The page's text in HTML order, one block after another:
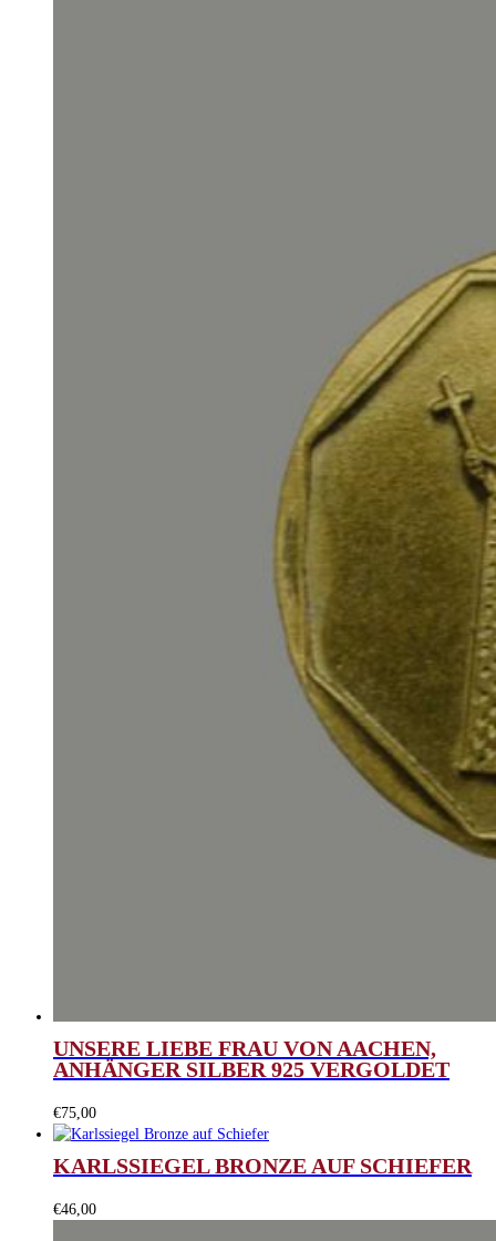
UNSERE LIEBE FRAU VON AACHEN,
ANHÄNGER SILBER 925 VERGOLDET
€75,00
KARLSSIEGEL BRONZE AUF SCHIEFER
€46,00